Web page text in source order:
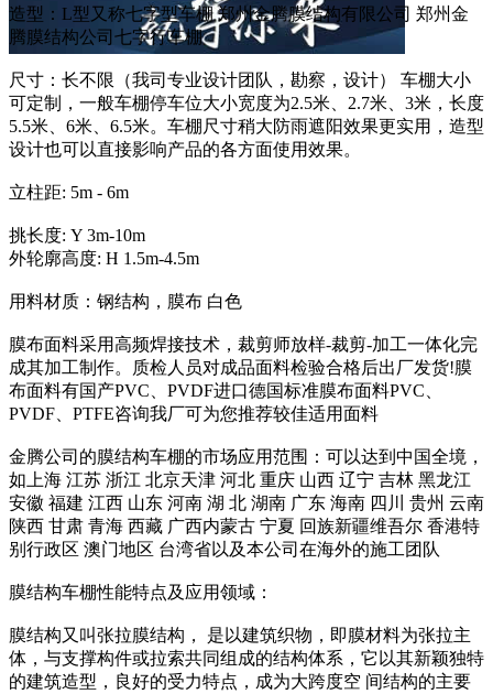
造型：L型又称七字型车棚 郑州金腾膜结构有限公司 郑州金
腾膜结构公司七字行车棚
尺寸：长不限（我司专业设计团队，勘察，设计） 车棚大小
可定制，一般车棚停车位大小宽度为2.5米、2.7米、3米，长度
5.5米、6米、6.5米。车棚尺寸稍大防雨遮阳效果更实用，造型
设计也可以直接影响产品的各方面使用效果。
立柱距: 5m - 6m
挑长度: Y 3m-10m
外轮廓高度: H 1.5m-4.5m
用料材质：钢结构，膜布 白色
膜布面料采用高频焊接技术，裁剪师放样-裁剪-加工一体化完
成其加工制作。质检人员对成品面料检验合格后出厂发货!膜
布面料有国产PVC、PVDF进口德国标准膜布面料PVC、
PVDF、PTFE咨询我厂可为您推荐较佳适用面料
金腾公司的膜结构车棚的市场应用范围：可以达到中国全境，
如上海 江苏 浙江 北京天津 河北 重庆 山西 辽宁 吉林 黑龙江
安徽 福建 江西 山东 河南 湖 北 湖南 广东 海南 四川 贵州 云南
陕西 甘肃 青海 西藏 广西内蒙古 宁夏 回族新疆维吾尔 香港特
别行政区 澳门地区 台湾省以及本公司在海外的施工团队
膜结构车棚性能特点及应用领域：
膜结构又叫张拉膜结构， 是以建筑织物，即膜材料为张拉主
体，与支撑构件或拉索共同组成的结构体系，它以其新颖独特
的建筑造型，良好的受力特点，成为大跨度空 间结构的主要